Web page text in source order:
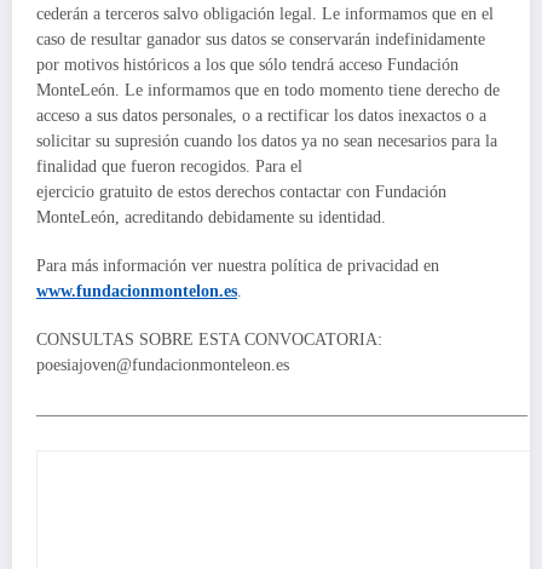
cederán a terceros salvo obligación legal. Le informamos que en el
caso de resultar ganador sus datos se conservarán indefinidamente
por motivos históricos a los que sólo tendrá acceso Fundación
MonteLeón. Le informamos que en todo momento tiene derecho de
acceso a sus datos personales, o a rectificar los datos inexactos o a
solicitar su supresión cuando los datos ya no sean necesarios para la
finalidad que fueron recogidos. Para el
ejercicio gratuito de estos derechos contactar con Fundación
MonteLeón, acreditando debidamente su identidad.
Para más información ver nuestra política de privacidad en
www.fundacionmontelon.es.
CONSULTAS SOBRE ESTA CONVOCATORIA:
poesiajoven@fundacionmonteleon.es
—————————————————————————————